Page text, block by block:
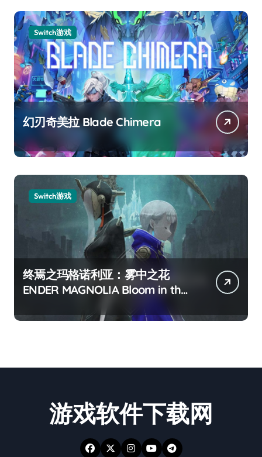
Switch游戏
幻刃奇美拉 Blade Chimera
Switch游戏
终焉之玛格诺利亚：雾中之花
ENDER MAGNOLIA Bloom in the
游戏软件下载网